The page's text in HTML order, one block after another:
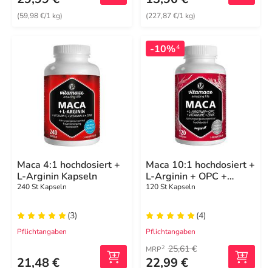
(59,98 €/1 kg) (227,87 €/1 kg)
Maca 4:1 hochdosiert +
L-Arginin Kapseln
240 St Kapseln
(3)
Pflichtangaben
21,48 €
-10%4
Maca 10:1 hochdosiert +
L-Arginin + OPC +
Vitamine + Zink vegan
120 St Kapseln
(4)
Pflichtangaben
MRP2 25,61 €
22,99 €